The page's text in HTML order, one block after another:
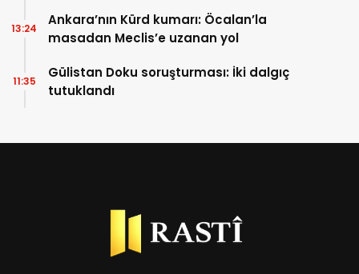
Ankara’nın Kürd kumarı: Öcalan’la
masadan Meclis’e uzanan yol
13:24
Gülistan Doku soruşturması: İki dalgıç
tutuklandı
11:35